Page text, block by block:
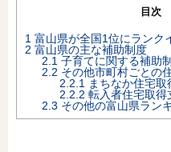
目次
1 富山県が全国1位にランク
2 富山県の主な補助制度
2.1 子育てに関する補助
2.2 その他市町村ごとの
2.2.1
まちなか住宅
2.2.2 転入者住宅取得
2.3 その他の富山県ラン